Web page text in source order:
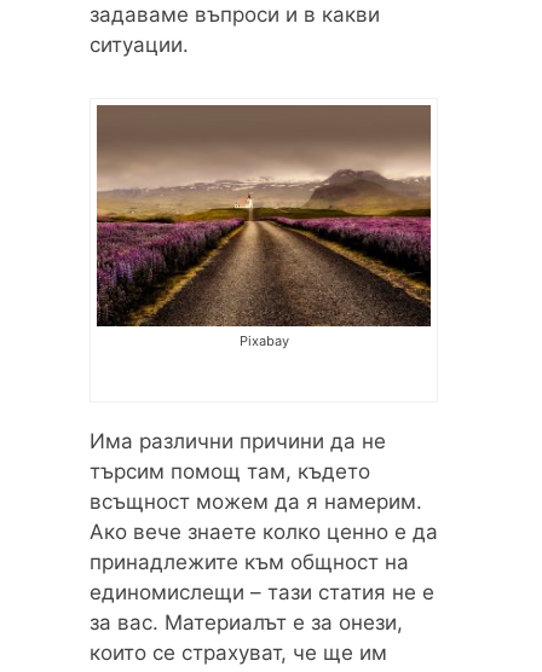
задаваме въпроси и в какви
ситуации.
Pixabay
Има различни причини да не
търсим помощ там, където
всъщност можем да я намерим.
Ако вече знаете колко ценно е да
принадлежите към общност на
единомислещи – тази статия не е
за вас. Материалът е за онези,
които се страхуват, че ще им